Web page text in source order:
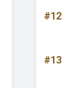
#12
#13